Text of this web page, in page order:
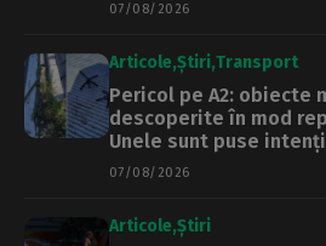
07/08/2026
Articole Știri Transport
Pericol pe A2: obiecte
descoperite în mod
Unele sunt puse
07/08/2026
Articole Știri